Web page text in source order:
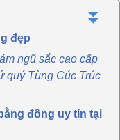
⏬
đẹp
ngũ sắc cao cấp
quý Tùng Cúc Trúc
đồng uy tín tại